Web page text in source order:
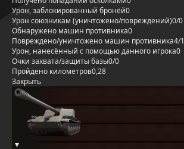
Урон, заблокированный бронёй0
Урон союзникам (уничтожено/повреждений)0/0
Обнаружено машин противника0
Повреждено/уничтожено машин противника4/1
Урон, нанесённый с помощью данного игрока0
Очки захвата/защиты базы0/0
Пройдено километров0,28
Закрыть